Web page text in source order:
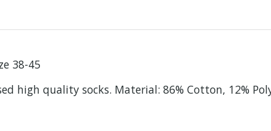
38-45
high quality socks. Material: 86% Cotton, 12%